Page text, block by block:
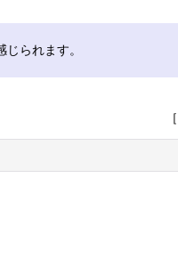
られます。
［